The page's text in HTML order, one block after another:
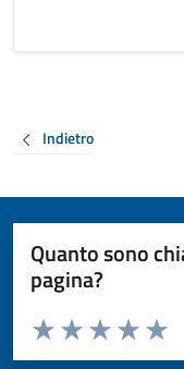
Indietro
Quanto sono
pagina?
Valuta da 1 a 5 stelle la
Valuta 4
Valuta 3
Valuta 2 stelle
Valuta 1 stelle su 5